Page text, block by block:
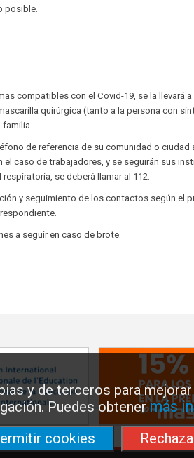
y de terceros para
Puedes obtenermás
cookies
posible.
compatibles con el Covid-19, se la llevará
quirúrgica (tanto a la persona con
de referencia de su comunidad o ciudad
caso de trabajadores, y se seguirán sus
se deberá llamar al 112.
y seguimiento de los contactos según el
a seguir en caso de brote.